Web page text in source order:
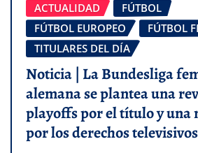
ACTUALIDAD
FÚTBOL
FÚTBOL EUROPEO
FÚTBOL
TITULARES DEL DÍA
Noticia | La Bundesliga
alemana se plantea una
playoffs por el título y una
por los derechos televisivos